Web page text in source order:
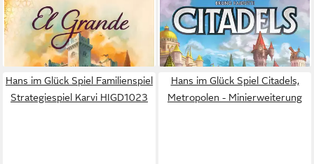
ASMODEE
Spiel El Grande 2.0
ab 38,27 €
lieferbar - in 2-3 Werktagen bei dir
ASMODEE
Spiel Hans im Glück - Citadels
ab 32,70 €
lieferbar - in 3-4 Werktagen bei dir
Hans im Glück Spiel Familienspiel
Strategiespiel Karvi HIGD1023
Hans im Glück Spiel Citadels,
Metropolen - Minierweiterung